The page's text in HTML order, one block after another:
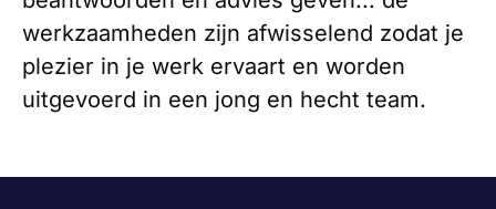
werkzaamheden zijn afwisselend zodat je
plezier in je werk ervaart en worden
uitgevoerd in een jong en hecht team.